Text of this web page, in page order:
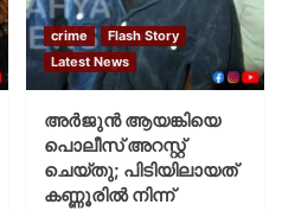
crime
Flash Story
Latest News
അർജുൻ ആയങ്കിയെ
പൊലീസ് അറസ്റ്റ്
ചെയ്‌തു; പിടിയിലായത്
കണ്ണൂരിൽ നിന്ന്